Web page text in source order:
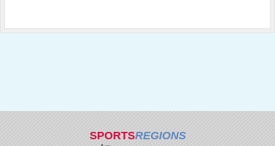
SPORTSREGIONS